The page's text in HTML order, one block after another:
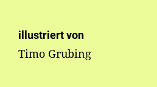
illustriert von
Timo Grubing